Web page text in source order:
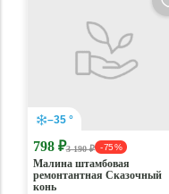
–35 °
798 ₽3 190 ₽ - 75 %
Малина штамбовая
ремонтантная Сказочный
конь